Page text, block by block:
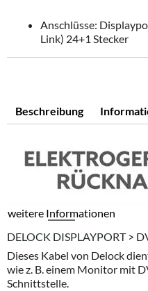
Anschlüsse:
Link) 24+1 Stecker
Beschreibung
weitere Informationen
DELOCK DISPLAYPORT >
Dieses Kabel von Delock
wie z. B. einem Monitor mit
Schnittstelle.